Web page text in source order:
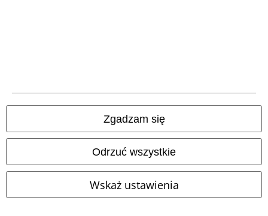
Zgadzam się
Odrzuć wszystkie
Wskaż ustawienia
osobowe i wysyłać mi regularnie informacje o swoich produktach. Moje
dane osobowe będą przetwarzane zgodnie z zapisami
prywatności. Mogę odwołać swoją zgodę w dowolnym momencie, np.
możesz zrezygnować z subskrypcji newslettera.
Zapisz się